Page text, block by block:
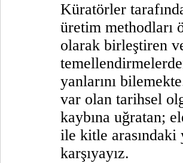
Küratörler
üretim methodları
olarak birleştiren
yanlarını
var olan tarihsel
kaybına uğratan;
ile kitle arasındaki
karşıyayız.